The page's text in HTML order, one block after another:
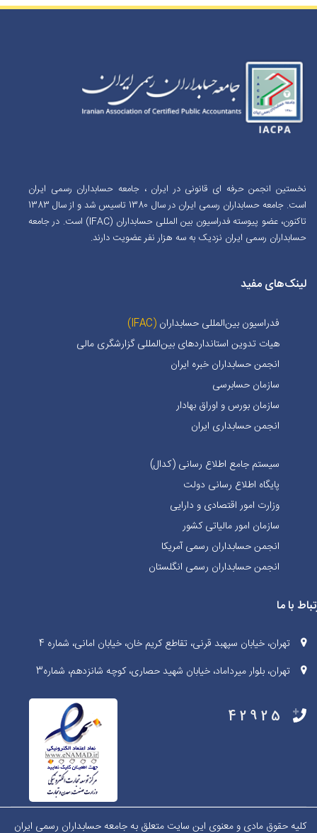
نخستین انجمن حرفه ای قانونی در ایران ، جامعه حسابداران رسمی ایران
است. جامعه حسابداران رسمی ایران در سال 1380 تاسیس شد و از سال 1383
تاکنون، عضو پیوسته فدراسیون بین المللی حسابداران (IFAC) است. در جامعه
حسابداران رسمی ایران نزدیک به سه هزار نفر عضویت دارند.
لینک‌های مفید
فدراسیون بین‌المللی حسابداران (IFAC)
هیات تدوین استانداردهای بین‌المللی گزارشگری مالی
انجمن حسابداران خبره ايران
سازمان حسابرسی
سازمان بورس و اوراق بهادار
انجمن حسابداری ایران
سیستم جامع اطلاع رسانی (کدال)
پایگاه اطلاع رسانی دولت
وزارت امور اقتصادی و دارایی
سازمان امور مالیاتی کشور
انجمن حسابداران رسمی آمریکا
انجمن حسابداران رسمی انگلستان
با ما
تهران، خیابان سپهبد قرنی، تقاطع کریم خان، خیابان امانی، شماره 4
تهران، بلوار میرداماد، خیابان شهید حصاری، کوچه شانزدهم، شماره3
42925
کلیه حقوق مادی و معنوی این سایت متعلق به جامعه حسابداران رسمی ایران